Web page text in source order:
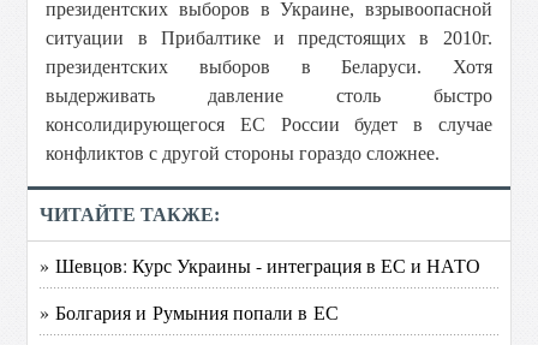
президентских выборов в Украине, взрывоопасной
ситуации в Прибалтике и предстоящих в 2010г.
президентских выборов в Беларуси. Хотя
выдерживать давление столь быстро
консолидирующегося ЕС России будет в случае
конфликтов с другой стороны гораздо сложнее.
ЧИТАЙТЕ ТАКЖЕ:
» Шевцов: Курс Украины - интеграция в ЕС и НАТО
» Болгария и Румыния попали в ЕС